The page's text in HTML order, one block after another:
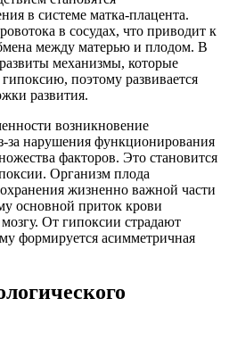
в системе матка-плацента.
в сосудах, что приводит к
между матерью и плодом. В
механизмы, которые
поэтому развивается
развития.
возникновение
за нарушения функционирования
факторов. Это становится
Организм плода
жизненно важной части
основной приток крови
От гипоксии страдают
формируется асимметричная